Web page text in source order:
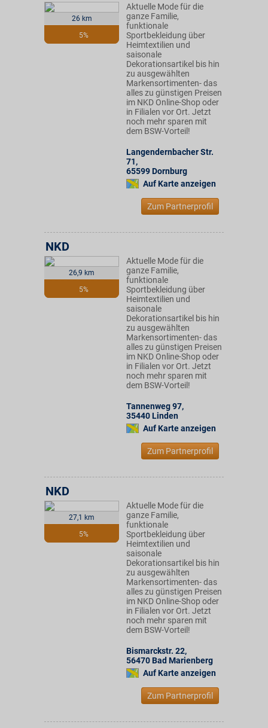
26 km
5%
Aktuelle Mode für die
ganze Familie,
funktionale
Sportbekleidung über
Heimtextilien und
saisonale
Dekorationsartikel bis hin
zu ausgewählten
Markensortimenten- das
alles zu günstigen Preisen
im NKD Online-Shop oder
in Filialen vor Ort. Jetzt
noch mehr sparen mit
dem BSW-Vorteil!
Langendernbacher Str.
71,
65599 Dornburg
Auf Karte anzeigen
Zum Partnerprofil
26,9 km
5%
NKD
Aktuelle Mode für die
ganze Familie,
funktionale
Sportbekleidung über
Heimtextilien und
saisonale
Dekorationsartikel bis hin
zu ausgewählten
Markensortimenten- das
alles zu günstigen Preisen
im NKD Online-Shop oder
in Filialen vor Ort. Jetzt
noch mehr sparen mit
dem BSW-Vorteil!
Tannenweg 97,
35440 Linden
Auf Karte anzeigen
Zum Partnerprofil
27,1 km
5%
NKD
Aktuelle Mode für die
ganze Familie,
funktionale
Sportbekleidung über
Heimtextilien und
saisonale
Dekorationsartikel bis hin
zu ausgewählten
Markensortimenten- das
alles zu günstigen Preisen
im NKD Online-Shop oder
in Filialen vor Ort. Jetzt
noch mehr sparen mit
dem BSW-Vorteil!
Bismarckstr. 22,
56470 Bad Marienberg
Auf Karte anzeigen
Zum Partnerprofil